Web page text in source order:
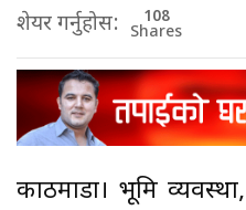
शेयर गर्नुहोस: 108
Shares
काठमाडौं। भूमि